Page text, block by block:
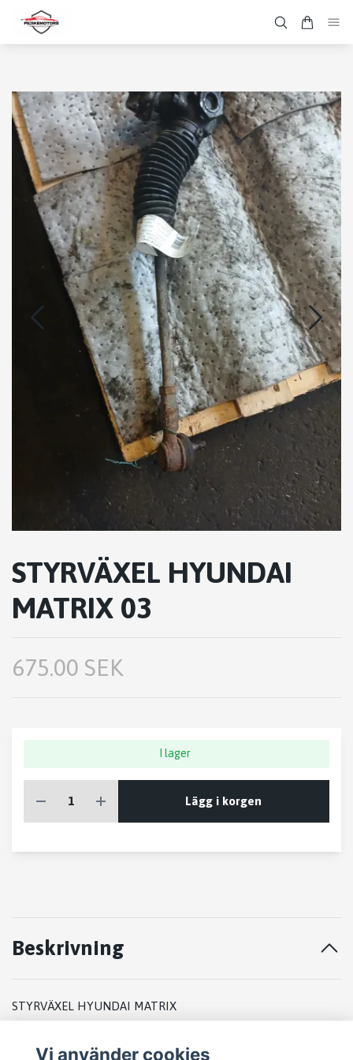
STYRVÄXEL HYUNDAI
MATRIX 03
675.00 SEK
I lager
Lägg i korgen
Beskrivning
STYRVÄXEL HYUNDAI MATRIX
Vi använder cookies